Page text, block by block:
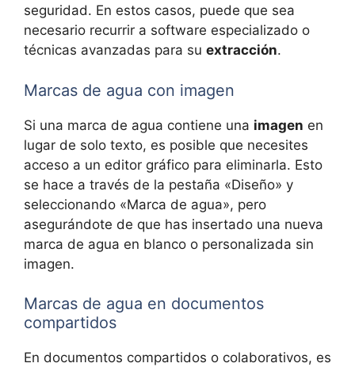
seguridad. En estos casos, puede que sea
necesario recurrir a software especializado o
técnicas avanzadas para su extracción.
Marcas de agua con imagen
Si una marca de agua contiene una imagen en
lugar de solo texto, es posible que necesites
acceso a un editor gráfico para eliminarla. Esto
se hace a través de la pestaña «Diseño» y
seleccionando «Marca de agua», pero
asegurándote de que has insertado una nueva
marca de agua en blanco o personalizada sin
imagen.
Marcas de agua en documentos
compartidos
En documentos compartidos o colaborativos, es